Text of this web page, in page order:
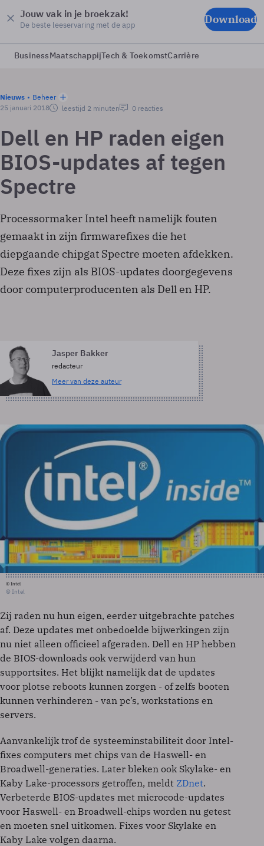
Jouw vak in je broekzak!
De beste leeservaring met de app Download
BusinessMaatschappijTech & ToekomstCarrière
Nieuws
Beheer
25 januari 2018
leestijd 2 minuten 0 reacties
Dell en HP raden eigen
BIOS-updates af tegen
Spectre
Processormaker Intel heeft namelijk fouten
gemaakt in zijn firmwarefixes die het
diepgaande chipgat Spectre moeten afdekken.
Deze fixes zijn als BIOS-updates doorgegevens
door computerproducenten als Dell en HP.
Jasper Bakker
redacteur
Meer van deze auteur
© Intel
© Intel
Zij raden nu hun eigen, eerder uitgebrachte patches
af. Deze updates met onbedoelde bijwerkingen zijn
nu niet alleen officieel afgeraden. Dell en HP hebben
de BIOS-downloads ook verwijderd van hun
supportsites. Het blijkt namelijk dat de updates
voor plotse reboots kunnen zorgen - of zelfs booten
kunnen verhinderen - van pc’s, workstations en
servers.
Aanvankelijk trof de systeeminstabiliteit door Intel-
fixes computers met chips van de Haswell- en
Broadwell-generaties. Later bleken ook Skylake- en
Kaby Lake-processors getroffen, meldt ZDnet.
Verbeterde BIOS-updates met microcode-updates
voor Haswell- en Broadwell-chips worden nu getest
en moeten snel uitkomen. Fixes voor Skylake en
Kaby Lake volgen daarna.